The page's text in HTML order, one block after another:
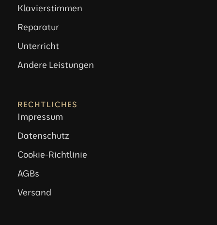
Klavierstimmen
Reparatur
Unterricht
Andere Leistungen
RECHTLICHES
Impressum
Datenschutz
Cookie-Richtlinie
AGBs
Versand